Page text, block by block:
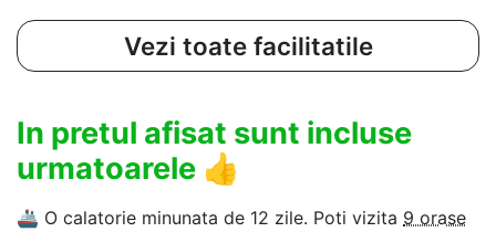
Vezi toate facilitatile
In pretul afisat sunt incluse
urmatoarele 👍
🚢 O calatorie minunata de 12 zile. Poti vizita 9 orase